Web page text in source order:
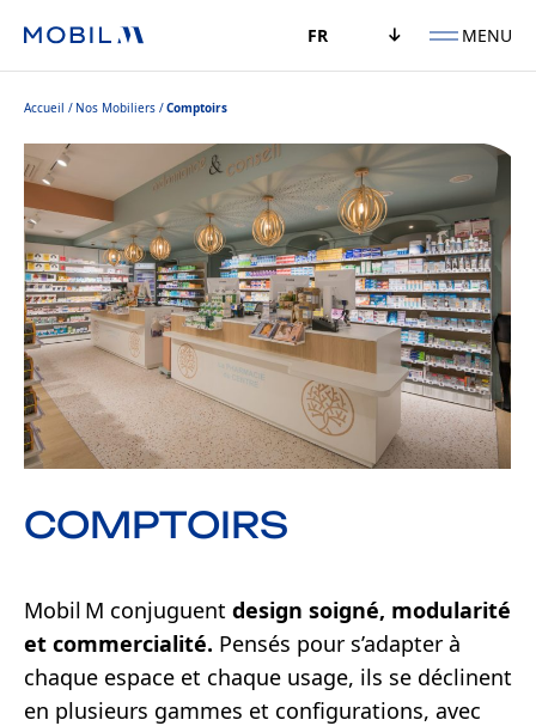
FR MENU
Accueil Nos Mobiliers Comptoirs
COMPTOIRS
Mobil M conjuguent design soigné, modularité
et commercialité. Pensés pour s’adapter à
chaque espace et chaque usage, ils se déclinent
en plusieurs gammes et configurations, avec